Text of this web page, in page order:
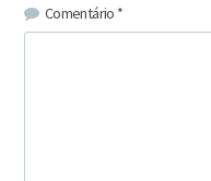
Comentário *